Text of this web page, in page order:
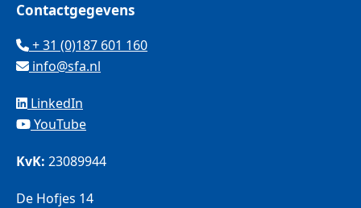
Contactgegevens
+ 31 (0)187 601 160
info@sfa.nl
LinkedIn
YouTube
KvK: 23089944
De Hofjes 14